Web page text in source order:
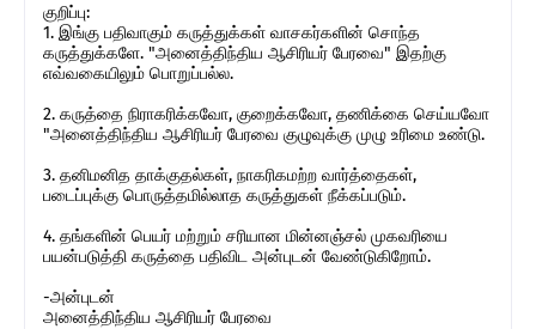
குறிப்பு:
1. இங்கு பதிவாகும் கருத்துக்கள் வாசகர்களின் சொந்த
கருத்துக்களே. "அனைத்திந்திய ஆசிரியர் பேரவை" இதற்கு
எவ்வகையிலும் பொறுப்பல்ல.
2. கருத்தை நிராகரிக்கவோ, குறைக்கவோ, தணிக்கை செய்யவோ
"அனைத்திந்திய ஆசிரியர் பேரவை குழுவுக்கு முழு உரிமை உண்டு.
3. தனிமனித தாக்குதல்கள், நாகரிகமற்ற வார்த்தைகள்,
படைப்புக்கு பொருத்தமில்லாத கருத்துகள் நீக்கப்படும்.
4. தங்களின் பெயர் மற்றும் சரியான மின்னஞ்சல் முகவரியை
பயன்படுத்தி கருத்தை பதிவிட அன்புடன் வேண்டுகிறோம்.
-அன்புடன்
அனைத்திந்திய ஆசிரியர் பேரவை